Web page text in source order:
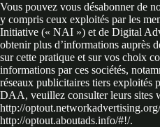
Vous pouvez vous désabonner de
y compris ceux exploités par les
Initiative (« NAI ») et de Digital
obtenir plus d’informations auprès
sur cette pratique et sur vos choix
informations par ces sociétés,
réseaux publicitaires tiers exploités
DAA, veuillez consulter leurs sites
http://
http://optout.aboutads.info/#!/.